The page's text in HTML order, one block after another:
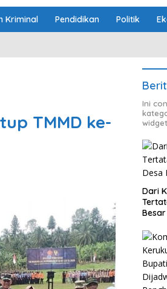
Kriminal Pendidikan Politik
TMMD ke-
Ini
Dari